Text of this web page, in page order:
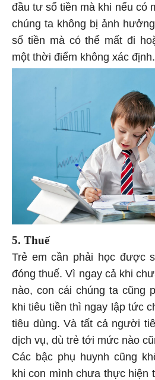
đầu tư số tiền mà khi nếu có
chúng ta không bị ảnh
số tiền mà có thể mất đi
một thời điểm không xác định.
5. Thuế
Trẻ em cần phải học được
đóng thuế. Vì ngay cả khi
nào, con cái chúng ta cũng
khi tiêu tiền thì ngay lập tức
tiêu dùng. Và tất cả người
dịch vụ, dù trẻ tới mức nào
Các bậc phụ huynh cũng
khi con mình chưa thực hiện